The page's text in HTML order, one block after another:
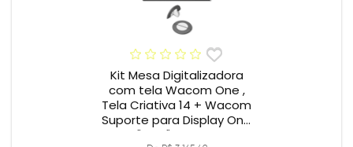
Kit Mesa Digitalizadora
com tela Wacom One ,
Tela Criativa 14 + Wacom
Suporte para Display One
12" e 13" ACK649Z